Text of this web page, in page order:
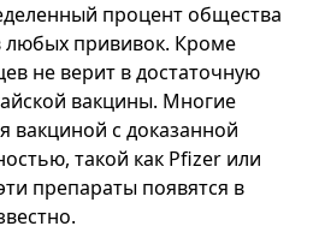
процент общества
любых прививок. Кроме
не верит в достаточную
вакцины. Многие
вакциной с доказанной
такой как Pfizer или
препараты появятся в